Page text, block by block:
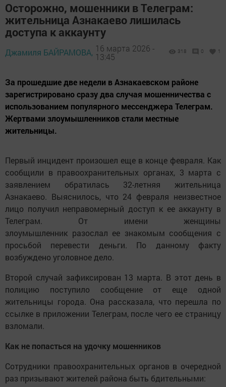
Осторожно, мошенники в Телеграм:
жительница Азнакаево лишилась
доступа к аккаунту
Джамиля БАЙРАМОВА, 16 марта 2026 -
13:45
318 0 1
За прошедшие две недели в Азнакаевском районе
зарегистрировано сразу два случая мошенничества с
использованием популярного мессенджера Телеграм.
Жертвами злоумышленников стали местные
жительницы.
Первый инцидент произошел еще в конце февраля. Как
сообщили в правоохранительных органах, 3 марта с
заявлением обратилась 32-летняя жительница
Азнакаево. Выяснилось, что 24 февраля неизвестное
лицо получил неправомерный доступ к ее аккаунту в
Телеграм. От имени женщины
злоумышленник разослал ее знакомым сообщения с
просьбой перевести деньги. По данному факту
возбуждено уголовное дело.
Второй случай зафиксирован 13 марта. В этот день в
полицию поступило сообщение от еще одной
жительницы города. Она рассказала, что перешла по
ссылке в приложении Телеграм, после чего ее страницу
взломали.
Как не попасться на удочку мошенников
Сотрудники правоохранительных органов в очередной
раз призывают жителей района быть бдительными: